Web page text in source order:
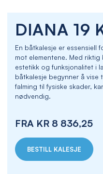
DIANA 19
En båtkalesje er essensiell
mot elementene. Med riktig
estetikk og funksjonalitet i
båtkalesje begynner å vise
falming til fysiske skader,
nødvendig.
FRA KR 8 836,25
BESTILL KALESJE
the
beginning
the
images
gallery